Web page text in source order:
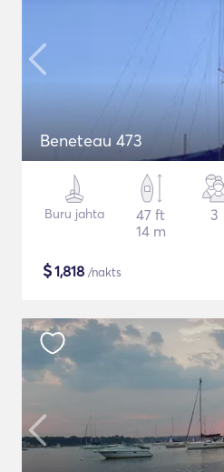
Beneteau 473
Buru jahta
47 ft
14 m
3
$1,818 /nakts